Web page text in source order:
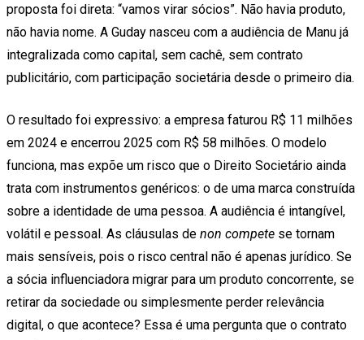
proposta foi direta: “vamos virar sócios”. Não havia produto,
não havia nome. A Guday nasceu com a audiência de Manu já
integralizada como capital, sem cachê, sem contrato
publicitário, com participação societária desde o primeiro dia.
O resultado foi expressivo: a empresa faturou R$ 11 milhões
em 2024 e encerrou 2025 com R$ 58 milhões. O modelo
funciona, mas expõe um risco que o Direito Societário ainda
trata com instrumentos genéricos: o de uma marca construída
sobre a identidade de uma pessoa. A audiência é intangível,
volátil e pessoal. As cláusulas de non compete se tornam
mais sensíveis, pois o risco central não é apenas jurídico. Se
a sócia influenciadora migrar para um produto concorrente, se
retirar da sociedade ou simplesmente perder relevância
digital, o que acontece? Essa é uma pergunta que o contrato